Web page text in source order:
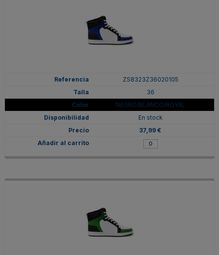
ZS8323Z36020105
36
NEGRO/BLANCO/ROYAL
En stock
37,99 €